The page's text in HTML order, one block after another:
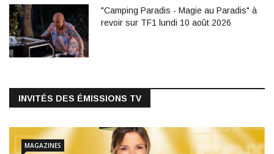
"Camping Paradis - Magie au Paradis" à
revoir sur TF1 lundi 10 août 2026
INVITÉS DES ÉMISSIONS TV
MAGAZINES